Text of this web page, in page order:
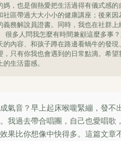
，也是個熱愛把生活過得有儀式感
區帶過大大小小的健康講座；後來
務解說員證書。同時，我也在社群
很多人問我怎麼有時間兼顧這麼多事
內容、和孩子蹲在路邊看蝸牛的發
只有你我也會遇到的日常點滴。希
生活靈感。
氣音？早上起床喉嚨緊繃，發
我過去帶合唱團，自己也愛唱歌
果比你想像中快得多。這篇文章